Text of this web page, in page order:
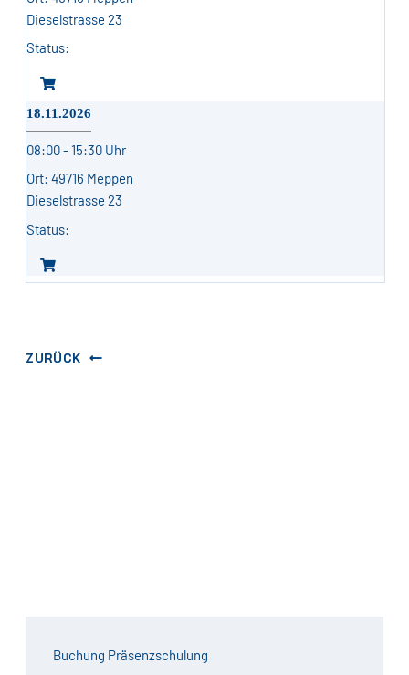
Dieselstrasse 23
18.11.2026
08:00 - 15:30 Uhr
49716 Meppen
Dieselstrasse 23
ZURÜCK
Buchung Präsenzschulung